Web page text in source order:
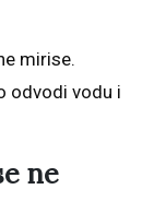
mirise.
odvodi vodu i
ne